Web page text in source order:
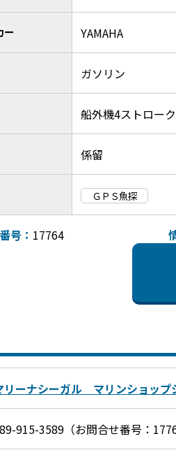
ー YAMAHA
ガソリン
船外機4ストローク
係留
ＧＰＳ魚探
号： 17764
リーナシーガル マリンショップ
915-3589（お問合せ番号：